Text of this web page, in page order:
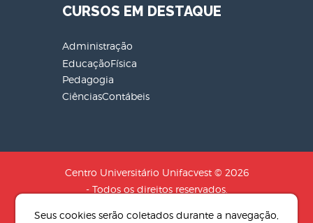
CURSOS EM DESTAQUE
Administração
EducaçãoFísica
Pedagogia
CiênciasContábeis
Centro Universitário Unifacvest © 2026
- Todos os direitos reservados.
Seus cookies serão coletados durante a navegação,